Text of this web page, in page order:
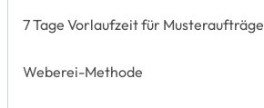
7 Tage Vorlaufzeit für Musteraufträge
Weberei-Methode